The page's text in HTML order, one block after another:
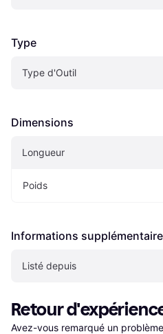
Type
Type d'Outil
Dimensions
Longueur
Poids
Informations
Listé depuis
Retour
Avez-vous remarqué un